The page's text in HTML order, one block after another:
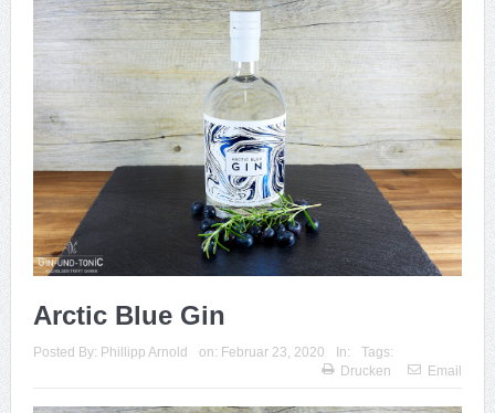
Arctic Blue Gin
Posted By: Phillipp Arnold on: Februar 23, 2020 In:
Tags:
Drucken
Email